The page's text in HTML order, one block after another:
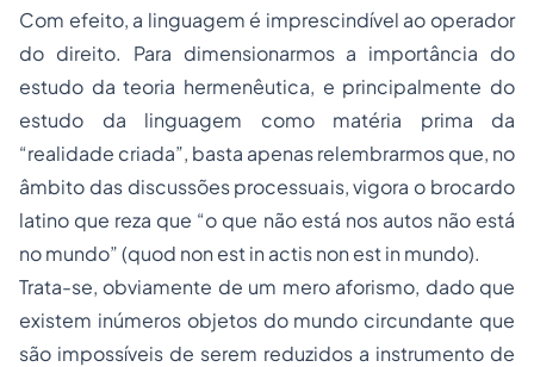
Com efeito, a linguagem é imprescindível ao operador
do direito. Para dimensionarmos a importância do
estudo da teoria hermenêutica, e principalmente do
estudo da linguagem como matéria prima da
“realidade criada”, basta apenas relembrarmos que, no
âmbito das discussões processuais, vigora o brocardo
latino que reza que “o que não está nos autos não está
no mundo” (quod non est in actis non est in mundo).
Trata-se, obviamente de um mero aforismo, dado que
existem inúmeros objetos do mundo circundante que
são impossíveis de serem reduzidos a instrumento de